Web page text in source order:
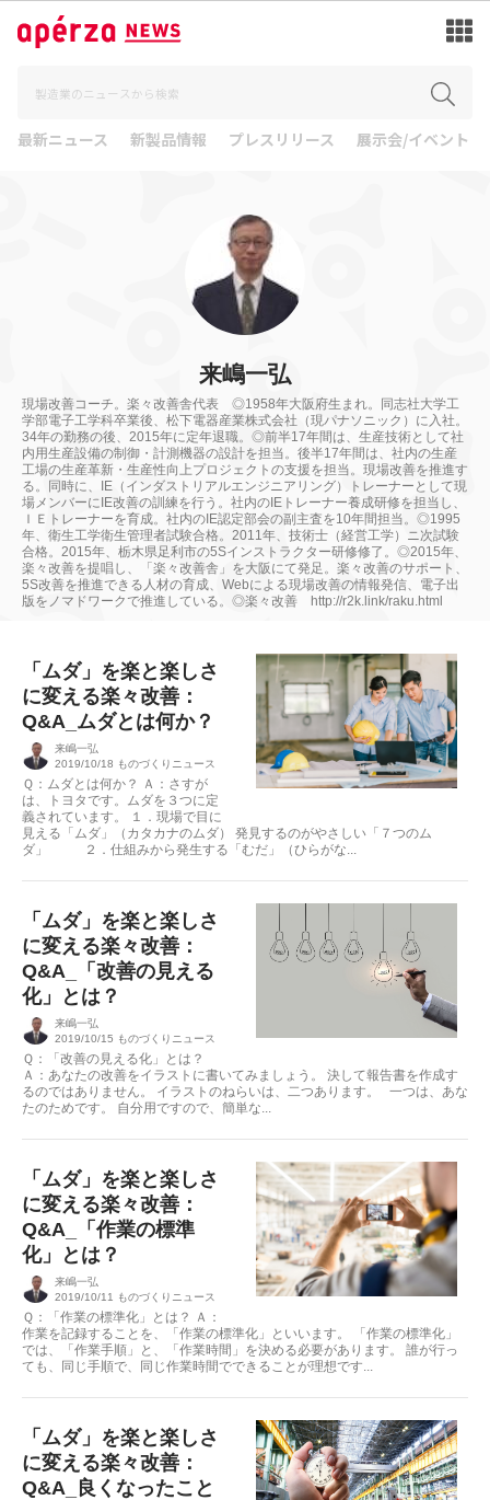
最新ニュース 新製品情報 プレスリリース 展示会/イベント
来嶋一弘
現場改善コーチ。楽々改善舎代表 ◎1958年大阪府生まれ。同志社大学工
学部電子工学科卒業後、松下電器産業株式会社（現パナソニック）に入社。
34年の勤務の後、2015年に定年退職。◎前半17年間は、生産技術として社
内用生産設備の制御・計測機器の設計を担当。後半17年間は、社内の生産
工場の生産革新・生産性向上プロジェクトの支援を担当。現場改善を推進す
る。同時に、IE（インダストリアルエンジニアリング）トレーナーとして現
場メンバーにIE改善の訓練を行う。社内のIEトレーナー養成研修を担当し、
ＩＥトレーナーを育成。社内のIE認定部会の副主査を10年間担当。◎1995
年、衛生工学衛生管理者試験合格。2011年、技術士（経営工学）ニ次試験
合格。2015年、栃木県足利市の5Sインストラクター研修修了。◎2015年、
楽々改善を提唱し、「楽々改善舎」を大阪にて発足。楽々改善のサポート、
5S改善を推進できる人材の育成、Webによる現場改善の情報発信、電子出
版をノマドワークで推進している。◎楽々改善 http://r2k.link/raku.html
「ムダ」を楽と楽しさ
に変える楽々改善：
Q&A_ムダとは何か？
来嶋一弘
2019/10/18 ものづくりニュース
Ｑ：ムダとは何か？ Ａ：さすが
は、トヨタです。ムダを３つに定
義されています。 １．現場で目に
見える「ムダ」（カタカナのムダ） 発見するのがやさしい「７つのム
ダ」 ２．仕組みから発生する「むだ」（ひらがな...
「ムダ」を楽と楽しさ
に変える楽々改善：
Q&A_「改善の見える
化」とは？
来嶋一弘
2019/10/15 ものづくりニュース
Ｑ：「改善の見える化」とは？
Ａ：あなたの改善をイラストに書いてみましょう。 決して報告書を作成す
るのではありません。 イラストのねらいは、二つあります。 一つは、あな
たのためです。 自分用ですので、簡単な...
「ムダ」を楽と楽しさ
に変える楽々改善：
Q&A_「作業の標準
化」とは？
来嶋一弘
2019/10/11
ものづくりニュース
Ｑ：「作業の標準化」とは？ Ａ：
作業を記録することを、「作業の標準化」といいます。 「作業の標準化」
では、「作業手順」と、「作業時間」を決める必要があります。 誰が行っ
ても、同じ手順で、同じ作業時間でできることが理想です...
「ムダ」を楽と楽しさ
に変える楽々改善：
Q&A_良くなったこと